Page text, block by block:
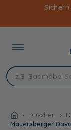
Inhalt
Duschen
Mauersberger